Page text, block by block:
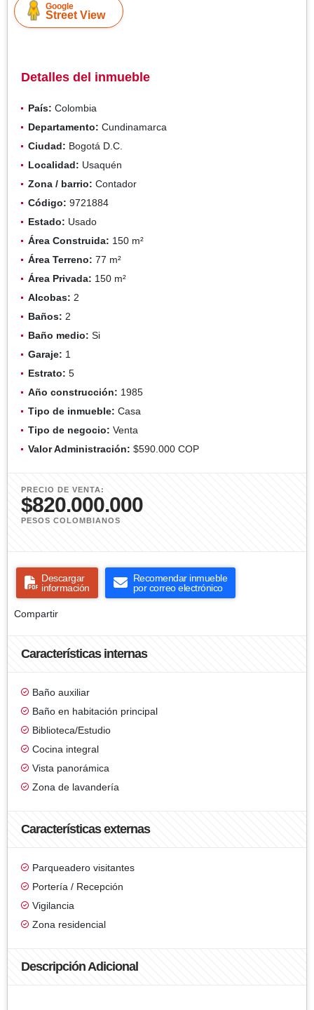
Google
Street View
Detalles del inmueble
País: Colombia
Departamento: Cundinamarca
Ciudad: Bogotá D.C.
Localidad: Usaquén
Zona / barrio: Contador
Código: 9721884
Estado: Usado
Área Construida: 150 m²
Área Terreno: 77 m²
Área Privada: 150 m²
Alcobas: 2
Baños: 2
Baño medio: Si
Garaje: 1
Estrato: 5
Año construcción: 1985
Tipo de inmueble: Casa
Tipo de negocio: Venta
Valor Administración: $590.000 COP
PRECIO DE VENTA:
$820.000.000
PESOS COLOMBIANOS
Descargar
información
Recomendar inmueble
por correo electrónico
Compartir
Características internas
Baño auxiliar
Baño en habitación principal
Biblioteca/Estudio
Cocina integral
Vista panorámica
Zona de lavandería
Características externas
Parqueadero visitantes
Portería / Recepción
Vigilancia
Zona residencial
Descripción Adicional